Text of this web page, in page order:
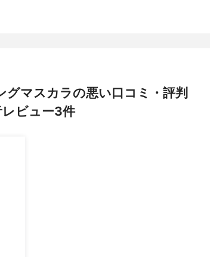
マスカラの悪い口コミ・評判
ビュー3件